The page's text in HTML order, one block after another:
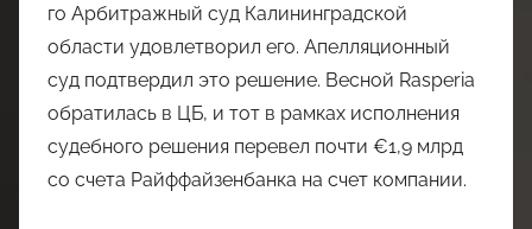
го Арбитражный суд Калининградской
области удовлетворил его. Апелляционный
суд подтвердил это решение. Весной Rasperia
обратилась в ЦБ, и тот в рамках исполнения
судебного решения перевел почти €1,9 млрд
со счета Райффайзенбанка на счет компании.